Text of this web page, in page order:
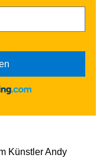
Künstler Andy